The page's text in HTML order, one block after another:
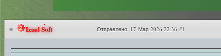
Izual Soft Отправлено: 17-Мар-2026 22:36 #1